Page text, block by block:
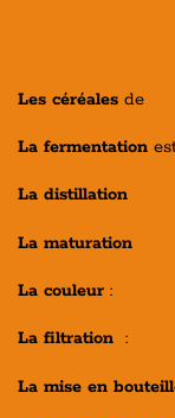
Les céréales de
La fermentation
La distillation
La maturation
La couleur :
La filtration :
La mise en